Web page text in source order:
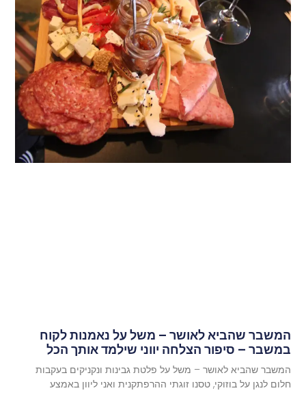
המשבר שהביא לאושר – משל על נאמנות לקוח
במשבר – סיפור הצלחה יווני שילמד אותך הכל
המשבר שהביא לאושר – משל על פלטת גבינות ונקניקים בעקבות
חלום לנגן על בוזוקי, טסנו זוגתי ההרפתקנית ואני ליוון באמצע